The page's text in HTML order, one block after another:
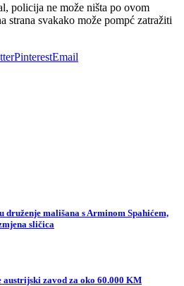
policija ne može ništa po ovom
strana svakako može pompć zatražiti
PinterestEmail
druženje mališana s Arminom Spahićem,
sličica
zavod za oko 60.000 KM